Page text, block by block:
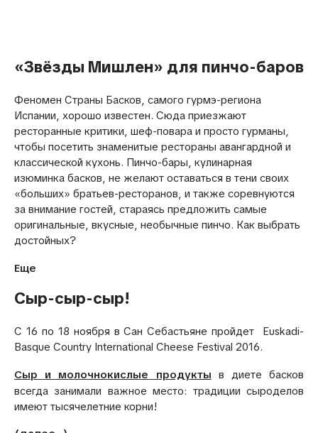
«Звёзды Мишлен» для пинчо-баров
Феномен Страны Басков, самого гурмэ-региона
Испании, хорошо известен. Сюда приезжают
ресторанные критики, шеф-повара и просто гурманы,
чтобы посетить знаменитые рестораны авангардной и
классической кухонь. Пинчо-бары, кулинарная
изюминка басков, не желают оставаться в тени своих
«больших» братьев-ресторанов, и также соревнуются
за внимание гостей, стараясь предложить самые
оригинальные, вкусные, необычные пинчо. Как выбрать
достойных?
Еще
Сыр-сыр-сыр!
С 16 по 18 ноября в Сан Себастьяне пройдет Euskadi-
Basque Country International Cheese Festival 2016.
Сыр и молочнокислые продукты в диете басков
всегда занимали важное место: традиции сыроделов
имеют тысячелетние корни!